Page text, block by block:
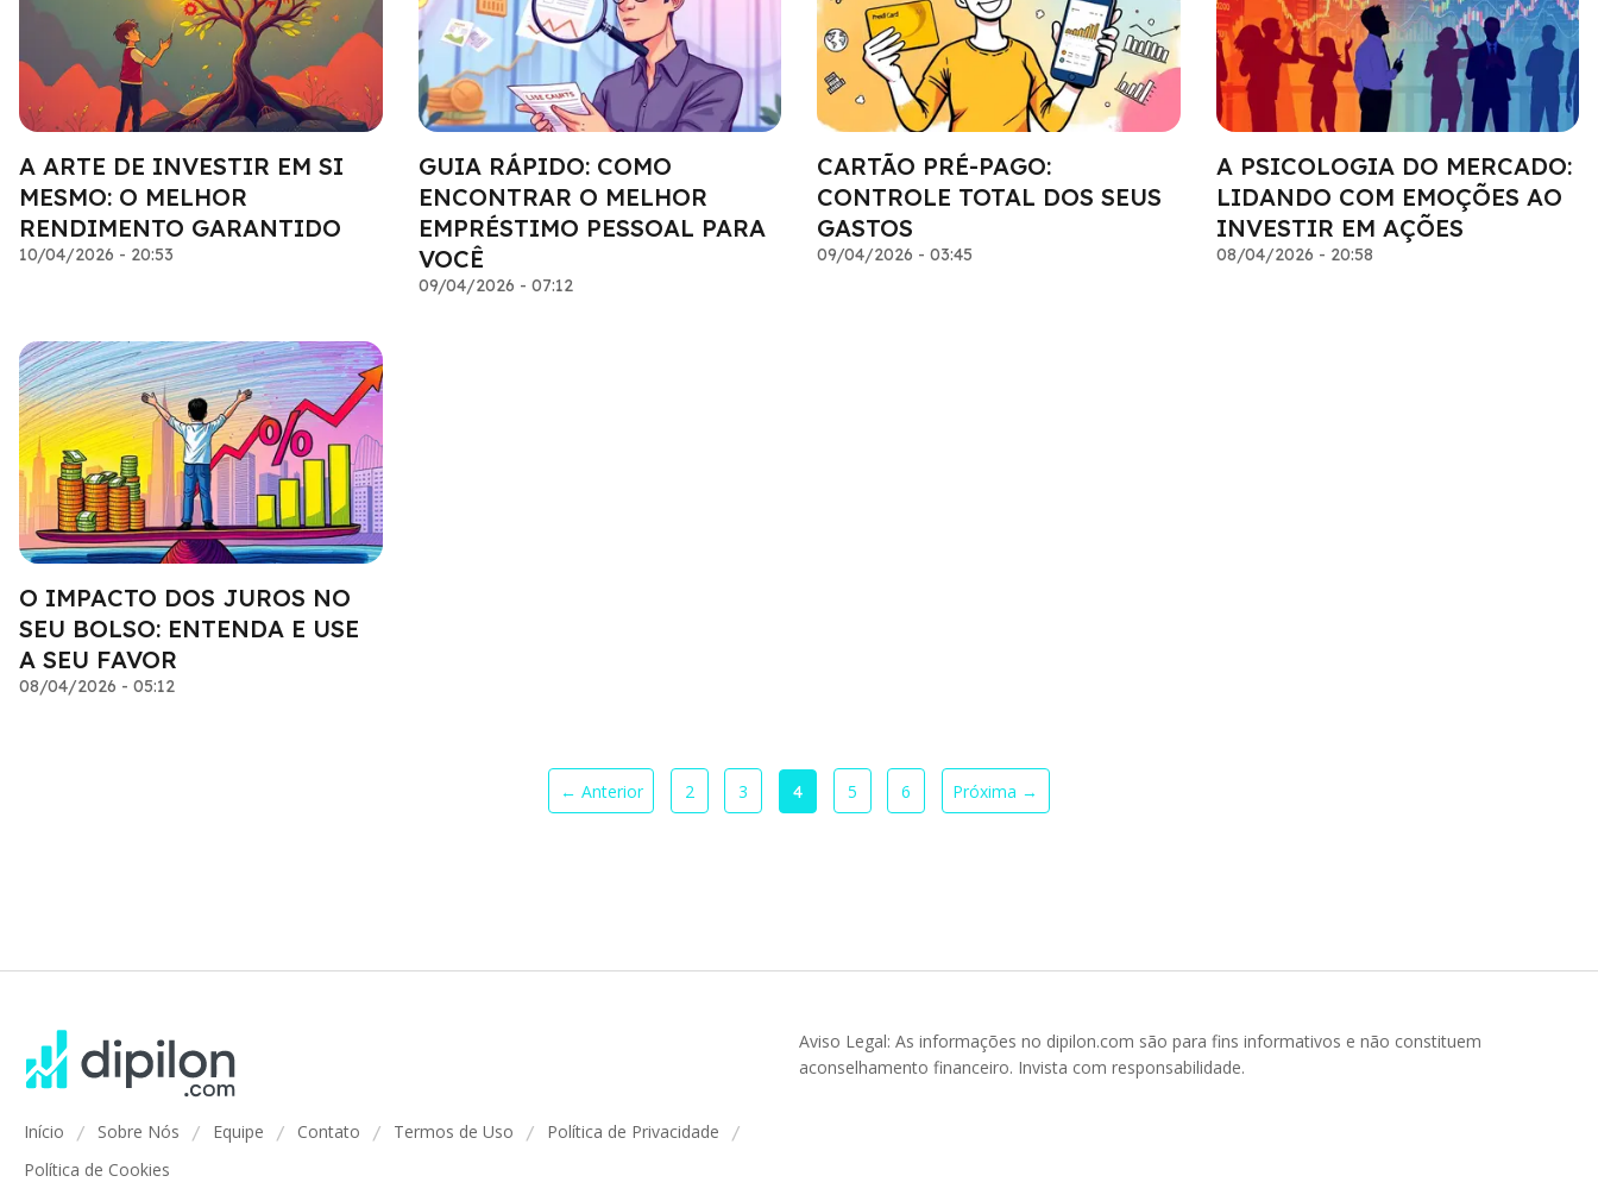
A ARTE DE INVESTIR EM SI
MESMO: O MELHOR
RENDIMENTO GARANTIDO
10/04/2026 - 20:53
GUIA RÁPIDO: COMO
ENCONTRAR O MELHOR
EMPRÉSTIMO PESSOAL PARA
VOCÊ
09/04/2026 - 07:12
CARTÃO PRÉ-PAGO:
CONTROLE TOTAL DOS SEUS
GASTOS
09/04/2026 - 03:45
A PSICOLOGIA DO MERCADO:
LIDANDO COM EMOÇÕES AO
INVESTIR EM AÇÕES
08/04/2026 - 20:58
O IMPACTO DOS JUROS NO
SEU BOLSO: ENTENDA E USE
A SEU FAVOR
08/04/2026 - 05:12
← Anterior 2 3 4 5 6 Próxima →
Início / Sobre Nós / Equipe / Contato / Termos de Uso / Política de Privacidade /
Política de Cookies
Aviso Legal: As informações no dipilon.com são para fins informativos e não constituem
aconselhamento financeiro. Invista com responsabilidade.